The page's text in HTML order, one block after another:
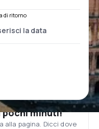
di ritorno
pochi minuti!
alla pagina. Dicci dove